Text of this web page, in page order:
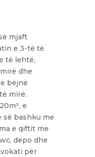
mjaft
e 3-të të
të lehtë,
dhe
bëjnë
mirë.
e
së bashku me
e qiftit me
depo dhe
për